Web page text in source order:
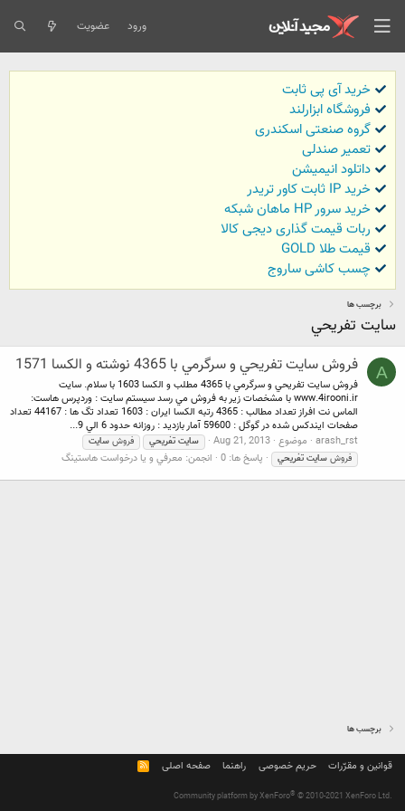
ورود عضویت
خرید آی پی ثابت
فروشگاه ابزارلند
گروه صنعتی اسکندری
تعمیر صندلی
داتلود انیمیشن
خرید IP ثابت کاور تریدر
خرید سرور HP ماهان شبکه
ربات قیمت گذاری دیجی کالا
قیمت طلا GOLD
چسب کاشی ساروج
برچسب ها
سايت تفريحي
A فروش سايت تفريحي و سرگرمي با 4365 نوشته و الكسا 1571
فروش سايت تفريحي و سرگرمي با 4365 مطلب و الكسا 1603 با سلام. سايت
www.4irooni.ir با مشخصات زير به فروش مي رسد سيستم سايت : وردپرس هاست:
الماس نت افراز تعداد مطالب : 4365 رتبه الكسا ايران : 1603 تعداد تگ ها : 44167 تعداد
صفحات ايندكس شده در گوگل : 59600 آمار بازديد : روزانه حدود 6 الي 9...
arash_rst موضوع Aug 21, 2013 سايت تفريحي فروش سايت
فروش سايت تفريحي پاسخ ها: 0 انجمن: معرفي و يا درخواست هاستينگ
برچسب ها
قوانین و مقرّرات حریم خصوصی راهنما صفحه اصلی
R
S
Community platform by XenForo® © 2010-2021 XenForo Ltd.